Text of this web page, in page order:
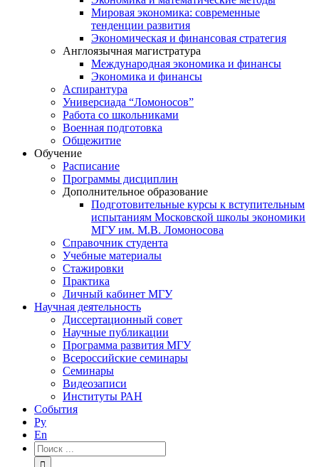
Мировая экономика: современные
тенденции развития
Экономическая и финансовая стратегия
Англоязычная магистратура
Международная экономика и финансы
Экономика и финансы
Аспирантура
Универсиада “Ломоносов”
Работа со школьниками
Военная подготовка
Общежитие
Обучение
Расписание
Программы дисциплин
Дополнительное образование
Подготовительные курсы к вступительным
испытаниям Московской школы экономики
МГУ им. М.В. Ломоносова
Справочник студента
Учебные материалы
Стажировки
Практика
Личный кабинет МГУ
Научная деятельность
Диссертационный совет
Научные публикации
Программа развития МГУ
Всероссийские семинары
Семинары
Видеозаписи
Институты РАН
События
Ру
En
Результат
поиска: